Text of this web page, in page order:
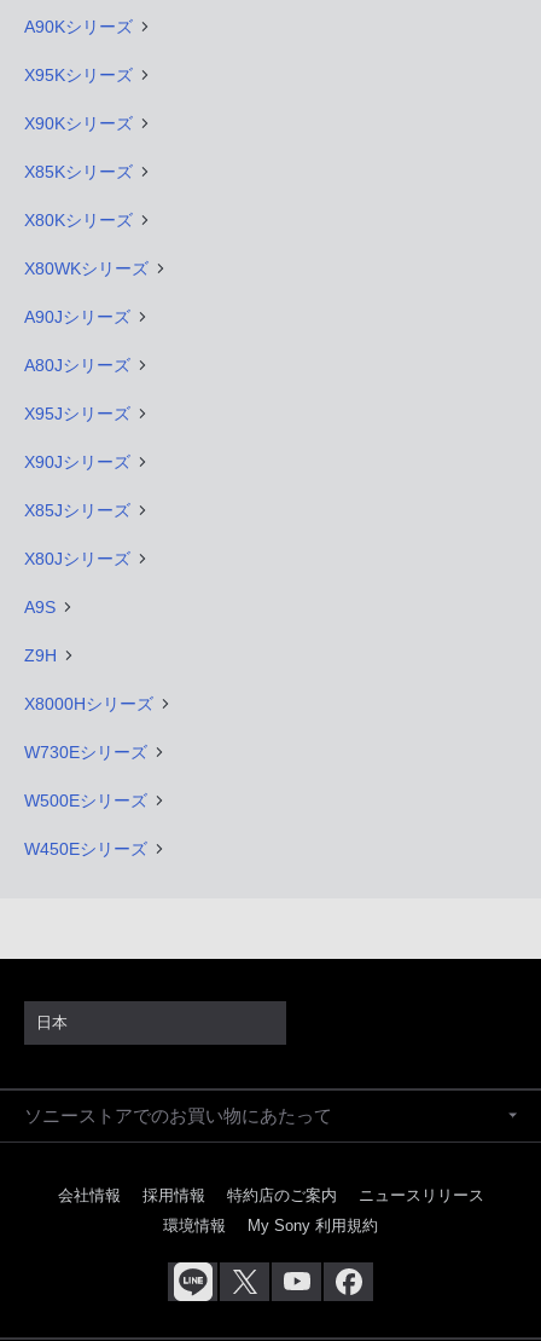
A90Kシリーズ
X95Kシリーズ
X90Kシリーズ
X85Kシリーズ
X80Kシリーズ
X80WKシリーズ
A90Jシリーズ
A80Jシリーズ
X95Jシリーズ
X90Jシリーズ
X85Jシリーズ
X80Jシリーズ
A9S
Z9H
X8000Hシリーズ
W730Eシリーズ
W500Eシリーズ
W450Eシリーズ
日本
ソニーストアでのお買い物にあたって
会社情報 採用情報 特約店のご案内
ニュースリリース
環境情報
My Sony 利用規約